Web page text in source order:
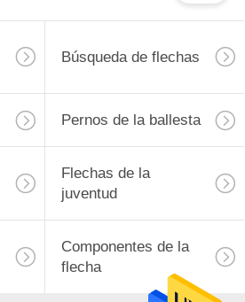
Búsqueda de flechas
Pernos de la ballesta
Flechas de la
juventud
Componentes de la
flecha